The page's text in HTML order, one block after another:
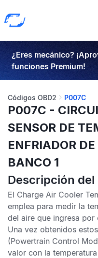
¿Eres mecánico?
funciones Premium!
Códigos OBD2 P007C
P007C -
SENSOR DE
ENFRIADOR
BANCO 1
Descripción del
El Charge Air Cooler
emplea para medir la
del aire que ingresa
Una vez obtenidos
(Powertrain Control
valor con la